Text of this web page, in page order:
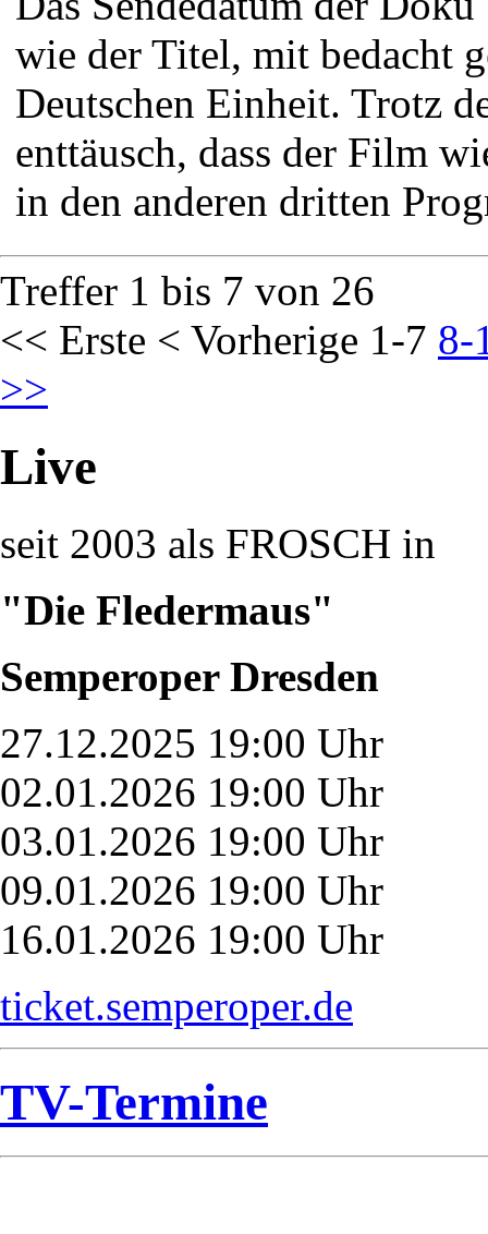
wie der Titel, mit bedacht
Deutschen Einheit. Trotz
enttäusch, dass der Film
in den anderen dritten
Treffer 1 bis 7 von 26
<< Erste < Vorherige 1-7 8-
>>
Live
seit 2003 als FROSCH in
"Die Fledermaus"
Semperoper Dresden
27.12.2025 19:00 Uhr
02.01.2026 19:00 Uhr
03.01.2026 19:00 Uhr
09.01.2026 19:00 Uhr
16.01.2026 19:00 Uhr
ticket.semperoper.de
TV-Termine